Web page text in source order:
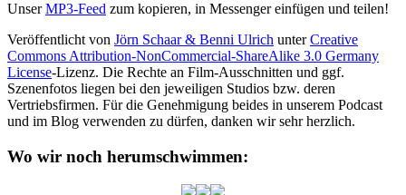
UnserMP3-Feed zum kopieren, in Messenger einfügen und teilen!
Veröffentlicht von Jörn Schaar & Benni Ulrich unterCreative
Commons Attribution-NonCommercial-ShareAlike 3.0 Germany
License-Lizenz. Die Rechte an Film-Ausschnitten und ggf.
Szenenfotos liegen bei den jeweiligen Studios bzw. deren
Vertriebsfirmen. Für die Genehmigung beides in unserem Podcast
und im Blog verwenden zu dürfen, danken wir sehr herzlich.
Wo wir noch herumschwimmen: